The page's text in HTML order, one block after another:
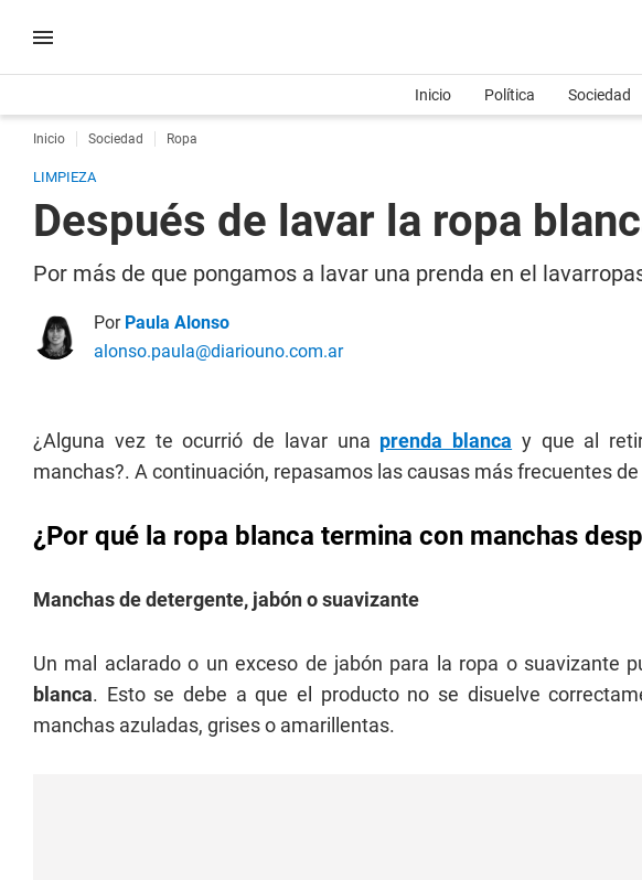
Inicio Política Sociedad
Inicio Sociedad Ropa
LIMPIEZA
Después de lavar la ropa
Por más de que pongamos a lavar una prenda en el
Por Paula Alonso
alonso.paula@diariouno.com.ar
¿Alguna vez te ocurrió de lavar una prenda blanca y que al
manchas?. A continuación, repasamos las causas más frecuentes
¿Por qué la ropa blanca termina con manchas
Manchas de detergente, jabón o suavizante
Un mal aclarado o un exceso de jabón para la ropa o suavizante
blanca. Esto se debe a que el producto no se disuelve
manchas azuladas, grises o amarillentas.